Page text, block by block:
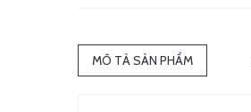
MÔ TẢ SẢN PHẨM